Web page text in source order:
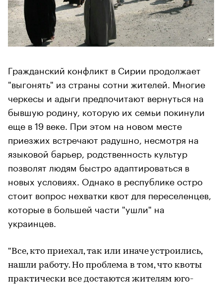
Гражданский конфликт в Сирии продолжает
"выгонять" из страны сотни жителей. Многие
черкесы и адыги предпочитают вернуться на
бывшую родину, которую их семьи покинули
еще в 19 веке. При этом на новом месте
приезжих встречают радушно, несмотря на
языковой барьер, родственность культур
позволят людям быстро адаптироваться в
новых условиях. Однако в республике остро
стоит вопрос нехватки квот для переселенцев,
которые в большей части "ушли" на
украинцев.
"Все, кто приехал, так или иначе устроились,
нашли работу. Но проблема в том, что квоты
практически все достаются жителям юго-